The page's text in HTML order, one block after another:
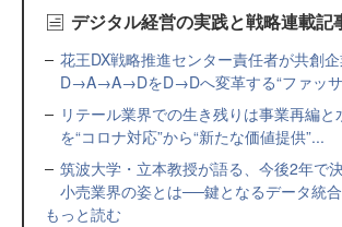
デジタル経営の実践と戦略連載記
花王DX戦略推進センター責任者が共創企
D→A→A→DをD→Dへ変革する“ファッ
リテール業界での生き残りは事業再編
を“コロナ対応”から“新たな価値提供”...
筑波大学・立本教授が語る、今後2年で
小売業界の姿とは──鍵となるデータ統
もっと読む